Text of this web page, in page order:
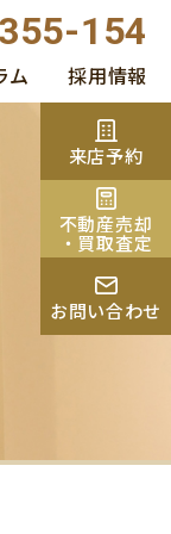
154
ム 採用情報
来店予約
不動産売却
・買取査定
お問い合わせ